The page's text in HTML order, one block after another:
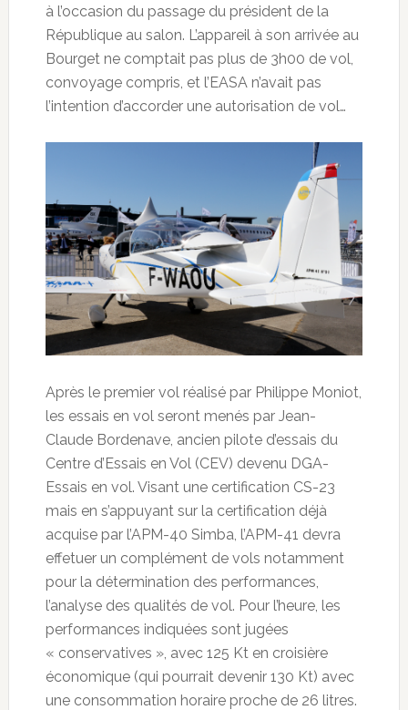
à l’occasion du passage du président de la
République au salon. L’appareil à son arrivée au
Bourget ne comptait pas plus de 3h00 de vol,
convoyage compris, et l’EASA n’avait pas
l’intention d’accorder une autorisation de vol…
Après le premier vol réalisé par Philippe Moniot,
les essais en vol seront menés par Jean-
Claude Bordenave, ancien pilote d’essais du
Centre d’Essais en Vol (CEV) devenu DGA-
Essais en vol. Visant une certification CS-23
mais en s’appuyant sur la certification déjà
acquise par l’APM-40 Simba, l’APM-41 devra
effetuer un complément de vols notamment
pour la détermination des performances,
l’analyse des qualités de vol. Pour l’heure, les
performances indiquées sont jugées
« conservatives », avec 125 Kt en croisière
économique (qui pourrait devenir 130 Kt) avec
une consommation horaire proche de 26 litres.